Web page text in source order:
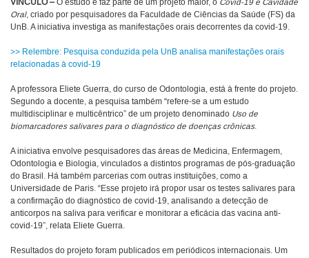
VÍNCULO –O estudo é faz parte de um projeto maior, o Covid-19 e Cavidade
Oral, criado por pesquisadores da Faculdade de Ciências da Saúde (FS) da
UnB. A iniciativa investiga as manifestações orais decorrentes da covid-19.
>> Relembre: Pesquisa conduzida pela UnB analisa manifestações orais
relacionadas à covid-19
A professora Eliete Guerra, do curso de Odontologia, está à frente do projeto.
Segundo a docente, a pesquisa também “refere-se a um estudo
multidisciplinar e multicêntrico” de um projeto denominado Uso de
biomarcadores salivares para o diagnóstico de doenças crônicas.
A iniciativa envolve pesquisadores das áreas de Medicina, Enfermagem,
Odontologia e Biologia, vinculados a distintos programas de pós-graduação
do Brasil. Há também parcerias com outras instituições, como a
Universidade de Paris. “Esse projeto irá propor usar os testes salivares para
a confirmação do diagnóstico de covid-19, analisando a detecção de
anticorpos na saliva para verificar e monitorar a eficácia das vacina anti-
covid-19”, relata Eliete Guerra.
Resultados do projeto foram publicados em periódicos internacionais. Um